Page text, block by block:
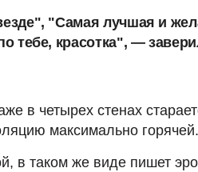
"Самая лучшая и
тебе, красотка", —
в четырех стенах
максимально горячей.
в таком же виде пишет